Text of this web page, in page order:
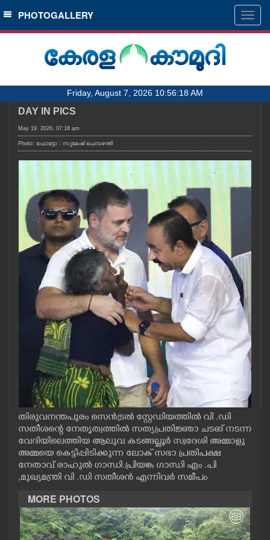
SECTIONS
HOME
NOTIFIED NEWS
KERALA
LOCAL
OBITUARY
NEWS 360
CASE DIARY
CINEMA
OPINION
PHOTOS
LIFESTYLE
SPIRITUAL
ART
PHOTOGALLERY
Friday, August 7, 2026 10:56:18 AM
DAY IN PICS
May 19, 2026, 07:18 am
Photo: ഫോട്ടോ : സുമേഷ് ചെമ്പഴന്തി
തിരുവനന്തപുരം സെൻട്രൽ സ്റ്റേഡിയത്തിൽ വി .ഡി
സതീശന്റെ നേതൃത്വത്തിൽ സത്യപ്രതിജ്ഞാ ചടങ് നടന്ന
വേദിയിലെത്തിയ ആലുവ കടങ്ങല്ലൂർ സ്വദേശി അമ്മാളു
അമ്മയെ കെട്ടിപ്പിടിക്കുന്ന ലോക് സഭാ പ്രതിപക്ഷ
നേതാവ് രാഹുൽ ഗാന്ധി.പ്രിയങ്ക ഗാന്ധി എം .പി
,മുഖ്യമന്ത്രി വി .ഡി സതീശൻ എന്നിവർ സമീപം
MORE PHOTOS